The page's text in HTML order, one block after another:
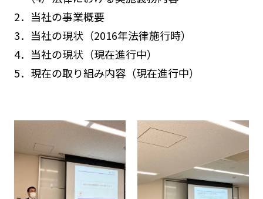
2．当社の事業概要
3．当社の現状（2016年法律施行時）
4．当社の現状（現在進行中）
5．現在の取り組み内容（現在進行中）